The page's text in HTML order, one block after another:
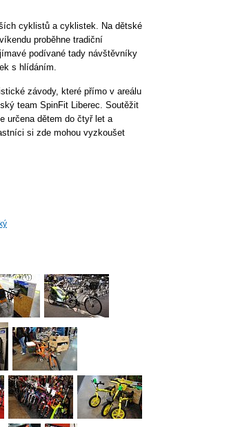
cyklistů a cyklistek. Na dětské
proběhne tradiční
podívané tady návštěvníky
s hlídáním.
závody, které přímo v areálu
team SpinFit Liberec. Soutěžit
určena dětem do čtyř let a
si zde mohou vyzkoušet